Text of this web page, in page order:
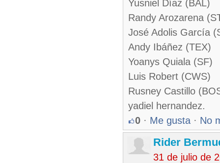
Yusniel Díaz (BAL)
Randy Arozarena
José Adolis García
Andy Ibáñez (TEX)
Yoanys Quiala (SF)
Luis Robert (CWS)
Rusney Castillo
yadiel hernandez.
0 · Me gusta · No
Rider
31 de julio de